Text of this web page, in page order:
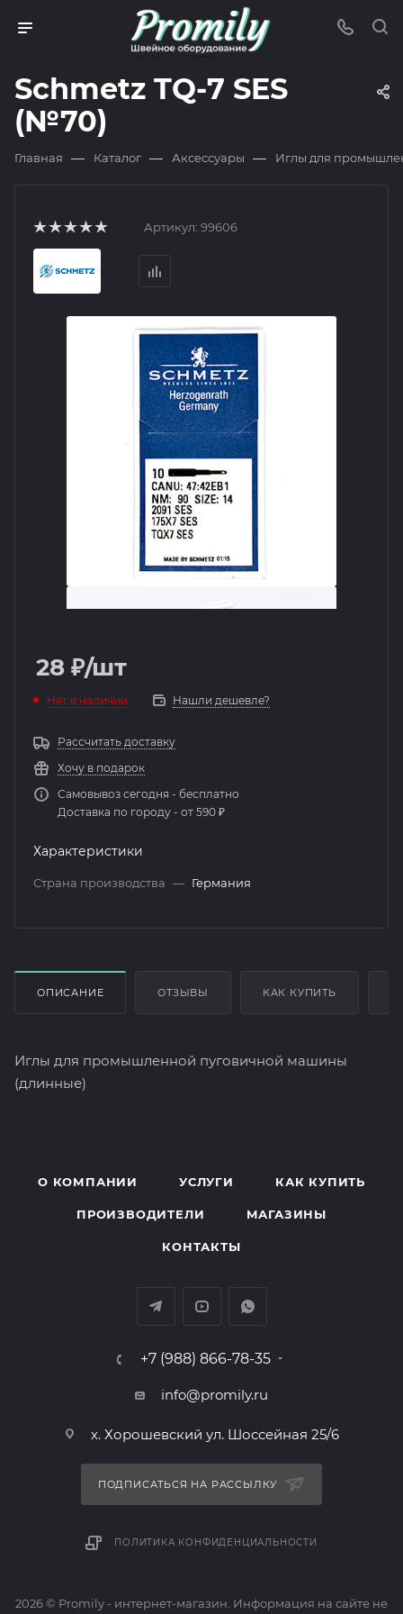
Schmetz TQ-7 SES
(№70)
Главная — Каталог — Аксессуары — Иглы для
Артикул: 99606
28 ₽/шт
Нет в наличии Нашли дешевле?
Рассчитать доставку
Хочу в подарок
Самовывоз сегодня - бесплатно
Доставка по городу - от 590 ₽
Характеристики
Страна производства — Германия
ОПИСАНИЕ ОТЗЫВЫ КАК КУПИТЬ
Иглы для промышленной пуговичной машины
(длинные)
О КОМПАНИИ УСЛУГИ КАК КУПИТЬ
ПРОИЗВОДИТЕЛИ МАГАЗИНЫ
КОНТАКТЫ
+7 (988) 866-78-35
info@promily.ru
х. Хорошевский ул. Шоссейная 25/6
ПОДПИСАТЬСЯ НА РАССЫЛКУ
ПОЛИТИКА КОНФИДЕНЦИАЛЬНОСТИ
2026 © Promily - интернет-магазин. Информация на сайте не